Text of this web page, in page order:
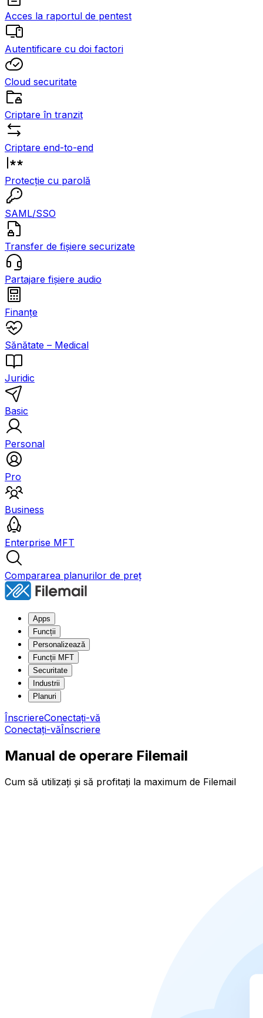
Acces la raportul de pentest
Autentificare cu doi factori
Cloud securitate
Criptare în tranzit
Criptare end-to-end
Protecție cu parolă
SAML/SSO
Transfer de fișiere securizate
Partajare fișiere audio
Finanțe
Sănătate – Medical
Juridic
Basic
Personal
Pro
Business
Enterprise MFT
Compararea planurilor de preț
Apps
Funcții
Personalizează
Funcții MFT
Securitate
Industrii
Planuri
ÎnscriereConectați-vă
Conectați-văÎnscriere
Manual de operare Filemail
Cum să utilizați și să profitați la maximum de Filemail